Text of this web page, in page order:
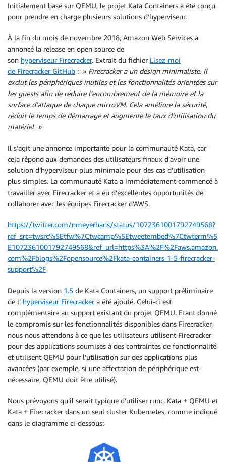
Initialement basé sur QEMU, le projet Kata Containers a été conçu
pour prendre en charge plusieurs solutions d’hyperviseur.
À la fin du mois de novembre 2018, Amazon Web Services a
annoncé la release en open source de
son hyperviseur Firecracker. Extrait du fichier Lisez-moi
de Firecracker GitHub : » Firecracker a un design minimaliste. Il
exclut les périphériques inutiles et les fonctionnalités orientées sur
les guests afin de réduire l’encombrement de la mémoire et la
surface d’attaque de chaque microVM. Cela améliore la sécurité,
réduit le temps de démarrage et augmente le taux d’utilisation du
matériel »
Il s’agit une annonce importante pour la communauté Kata, car
cela répond aux demandes des utilisateurs finaux d’avoir une
solution d’hyperviseur plus minimale pour des cas d’utilisation
plus simples. La communauté Kata a immédiatement commencé à
travailler avec Firecracker et a eu d’excellentes opportunités de
collaborer avec les équipes Firecracker d’AWS.
https://twitter.com/nmeyerhans/status/1072361001792749568?
ref_src=twsrc%5Etfw%7Ctwcamp%5Etweetembed%7Ctwterm%5
E1072361001792749568&ref_url=https%3A%2F%2Faws.amazon.
com%2Fblogs%2Fopensource%2Fkata-containers-1-5-firecracker-
support%2F
Depuis la version 1.5 de Kata Containers, un support préliminaire
de l’ hyperviseur Firecrackera été ajouté. Celui-ci est
complémentaire au support existant du projet QEMU. Etant donné
le compromis sur les fonctionnalités disponibles dans Firecracker,
nous nous attendons à ce que les utilisateurs utilisent Firecracker
pour des applications soumises à des contraintes de fonctionnalité
et utilisent QEMU pour l’utilisation sur des applications plus
avancées (par exemple, si une affectation de périphérique est
nécessaire, QEMU doit être utilisé).
Nous prévoyons qu’il serait typique d’utiliser runc, Kata + QEMU et
Kata + Firecracker dans un seul cluster Kubernetes, comme indiqué
dans le diagramme ci-dessous: